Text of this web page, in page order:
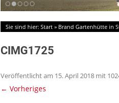
Sie sind hier: Start » Brand Gartenhütte in
CIMG1725
Veröffentlicht am 15. April 2018 mit
← Vorheriges